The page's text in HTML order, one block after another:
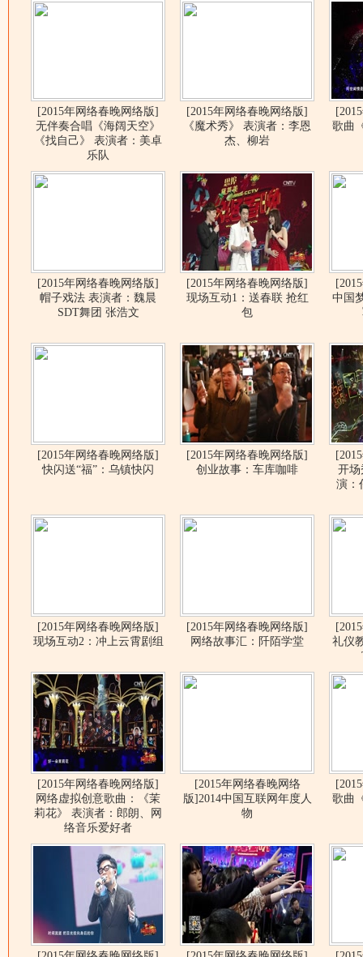
[2015年网络春晚网络版]
无伴奏合唱《海阔天空》
《找自己》 表演者：美卓
乐队
[2015年网络春晚网络版]
《魔术秀》 表演者：李恩
杰、柳岩
歌曲
[2015年网络春晚网络版]
帽子戏法 表演者：魏晨
SDT舞团 张浩文
[2015年网络春晚网络版]
现场互动1：送春联 抢红
包
中国
[2015年网络春晚网络版]
快闪送“福”：乌镇快闪
[2015年网络春晚网络版]
创业故事：车库咖啡
开
演：
[2015年网络春晚网络版]
现场互动2：冲上云霄剧组
[2015年网络春晚网络版]
网络故事汇：阡陌学堂
礼仪
[2015年网络春晚网络版]
网络虚拟创意歌曲：《茉
莉花》 表演者：郎朗、网
络音乐爱好者
[2015年网络春晚网络
版]2014中国互联网年度人
物
歌曲